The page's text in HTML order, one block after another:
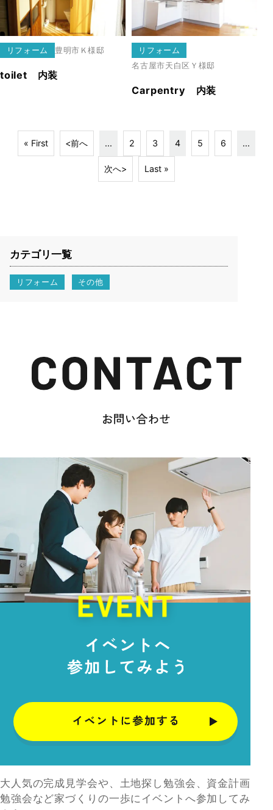
リフォーム 豊明市 Ｋ様邸
toilet 内装
リフォーム
名古屋市天白区 Ｙ様邸
Carpentry 内装
« First <前へ ... 2 3 4 5 6 ...
次へ> Last »
カテゴリ一覧
リフォーム その他
大人気の完成見学会や、土地探し勉強会、資金計画
勉強会など家づくりの一歩にイベントへ参加してみ